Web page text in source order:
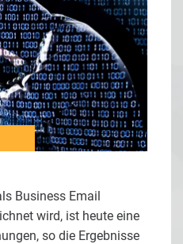
Business Email
wird, ist heute eine
so die Ergebnisse